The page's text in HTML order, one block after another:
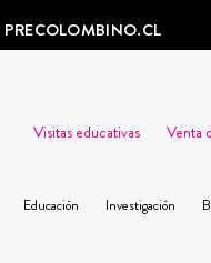
PRECOLOMBINO.CL
Visitas educativas Venta
Educación Investigación